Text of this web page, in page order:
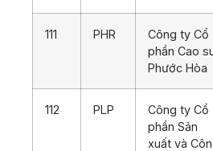
111 PHR
Công ty Cổ
phần Cao
Phước Hòa
112 PLP
Công ty Cổ
phần Sản
xuất và